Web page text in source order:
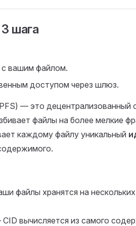
шага
с вашим файлом.
доступом через шлюз.
— это децентрализованный
файлы на более мелкие
каждому файлу уникальный
файлы хранятся на
вычисляется из самого